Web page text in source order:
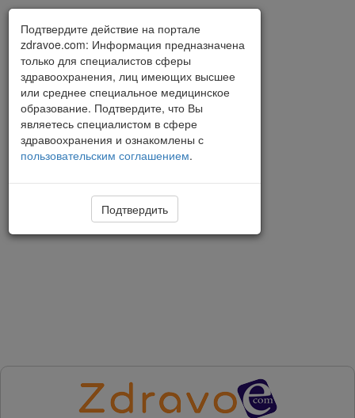
Подтвердите действие на портале
zdravoe.com: Информация предназначена
только для специалистов сферы
здравоохранения, лиц имеющих высшее
или среднее специальное медицинское
образование. Подтвердите, что Вы
являетесь специалистом в сфере
здравоохранения и ознакомлены с
пользовательским соглашением.
Подтвердить